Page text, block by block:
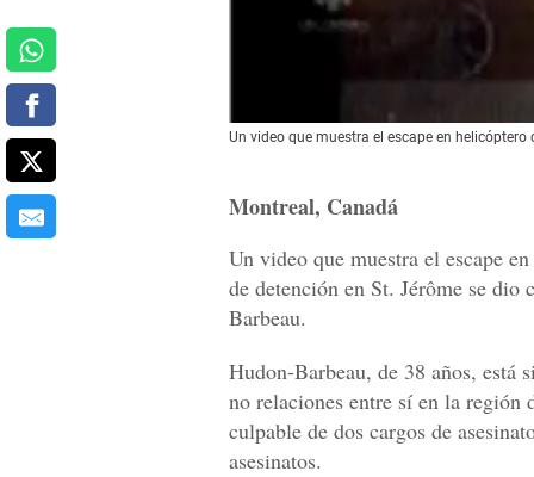
Un video que muestra el escape en
Montreal, Canadá
Un video que muestra el escape
de detención en St. Jérôme se
Barbeau.
Hudon-Barbeau, de 38 años, está
no relaciones entre sí en la región
culpable de dos cargos de
asesinatos.